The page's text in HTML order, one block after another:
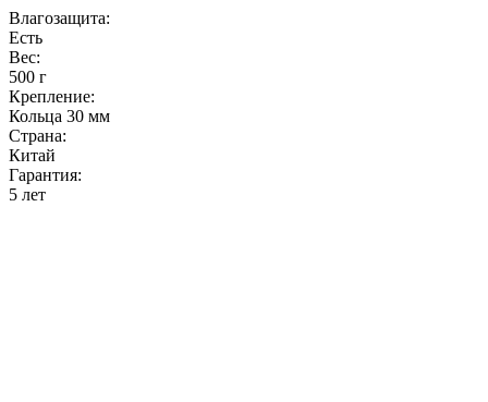
Влагозащита:
Есть
Вес:
500 г
Крепление:
Кольца 30 мм
Страна:
Китай
Гарантия:
5 лет